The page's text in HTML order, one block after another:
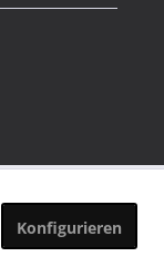
Konfigurieren